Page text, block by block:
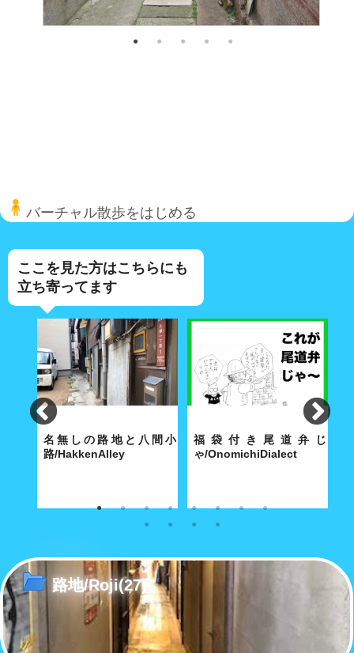
バーチャル散歩をはじめる
ここを見た方はこちらにも
立ち寄ってます
名無しの路地と八間小
路/HakkenAlley
奥深い路地の真ん中に大きな空
福袋付き尾道弁じ
ゃ/OnomichiDialect
経済合理性が優先する現代社会
路地/Roji(27)